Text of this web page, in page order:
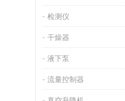
检测仪
干燥器
液下泵
流量控制器